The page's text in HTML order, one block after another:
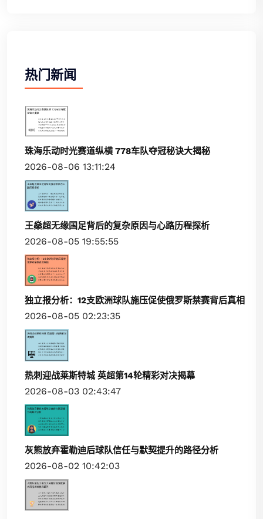
热门新闻
珠海乐动时光赛道纵横 778车队夺冠秘诀大揭秘
2026-08-06 13:11:24
王燊超无缘国足背后的复杂原因与心路历程探析
2026-08-05 19:55:55
独立报分析：12支欧洲球队施压促使俄罗斯禁赛背后真相
2026-08-05 02:23:35
热刺迎战莱斯特城 英超第14轮精彩对决揭幕
2026-08-03 02:43:47
灰熊放弃霍勒迪后球队信任与默契提升的路径分析
2026-08-02 10:42:03